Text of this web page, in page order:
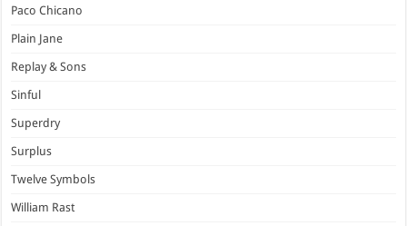
Paco Chicano
Plain Jane
Replay & Sons
Sinful
Superdry
Surplus
Twelve Symbols
William Rast